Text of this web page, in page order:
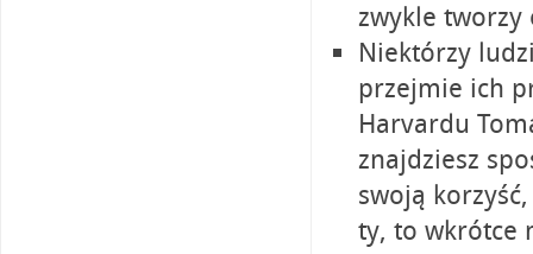
zwykle tworzy
Niektórzy
przejmie ich
Harvardu
znajdziesz
swoją
ty, to wkrótce